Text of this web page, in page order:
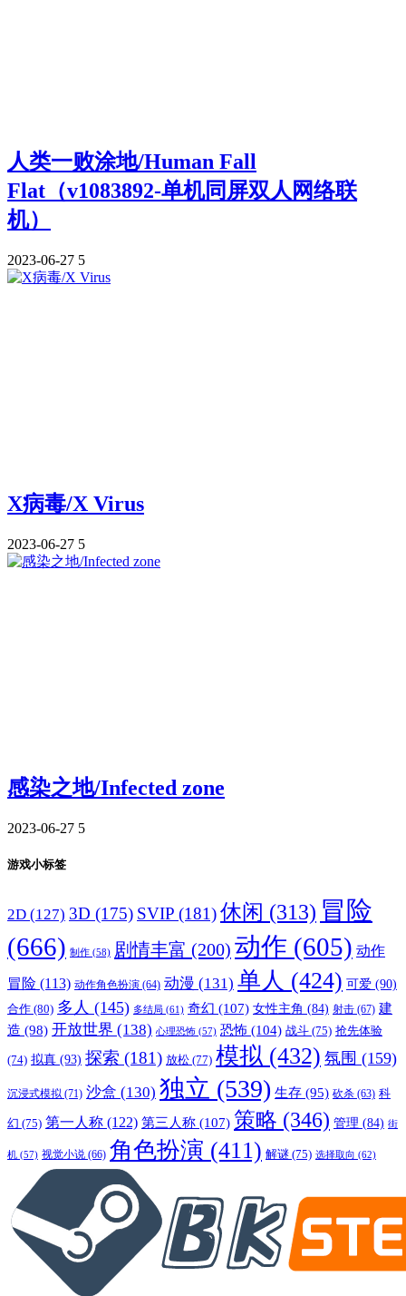
人类一败涂地/Human Fall
Flat（v1083892-单机同屏双人网络联
机）
2023-06-27 5
X病毒/X Virus
2023-06-27 5
感染之地/Infected zone
2023-06-27 5
游戏小标签
2D (127) 3D (175) SVIP (181)休闲 (313) 冒险
(666) 制作 (58) 剧情丰富 (200) 动作 (605) 动作
冒险 (113) 动作角色扮演 (64) 动漫 (131) 单人 (424) 可爱 (90)
合作 (80) 多人 (145) 多结局 (61) 奇幻 (107) 女性主角 (84) 射击 (67) 建
造 (98) 开放世界 (138) 心理恐怖 (57) 恐怖 (104) 战斗 (75) 抢先体验
(74) 拟真 (93) 探索 (181) 放松 (77) 模拟 (432) 氛围 (159)
沉浸式模拟 (71) 沙盒 (130) 独立 (539) 生存 (95) 砍杀 (63) 科
幻 (75) 第一人称 (122) 第三人称 (107) 策略 (346) 管理 (84) 街
机 (57) 视觉小说 (66) 角色扮演 (411) 解谜 (75) 选择取向 (62)